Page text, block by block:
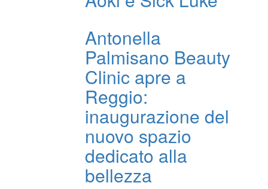
Antonella
Palmisano Beauty
Clinic apre a
Reggio:
inaugurazione del
nuovo spazio
dedicato alla
bellezza